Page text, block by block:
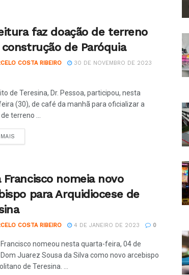
faz doação de terreno
construção de Paróquia
COSTA RIBEIRO
30 DE NOVEMBRO DE 2023
de Teresina, Dr. Pessoa, participou, nesta
(30), de café da manhã para oficializar a
terreno ...
Francisco nomeia novo
para Arquidiocese de
COSTA RIBEIRO 4 DE JANEIRO DE 2023 0
Francisco nomeou nesta quarta-feira, 04 de
Juarez Sousa da Silva como novo arcebispo
de Teresina. ...